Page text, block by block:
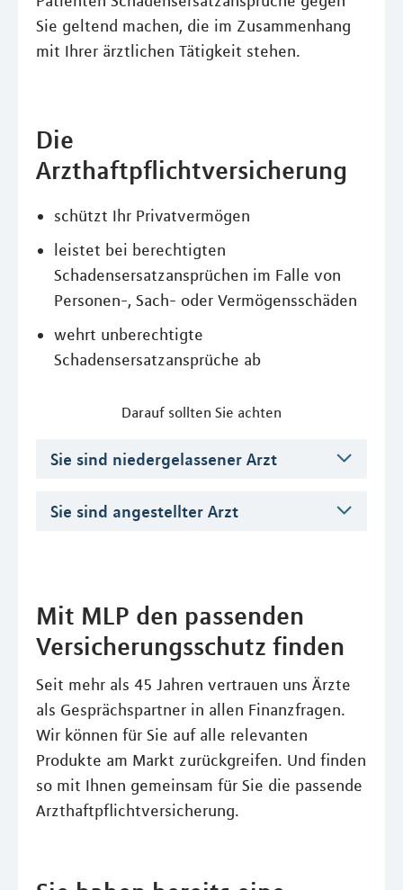
Sie geltend machen, die im Zusammenhang
mit Ihrer ärztlichen Tätigkeit stehen.
Die
Arzthaftpflichtversicherung
schützt Ihr Privatvermögen
leistet bei berechtigten
Schadensersatzansprüchen im Falle von
Personen-, Sach- oder Vermögensschäden
wehrt unberechtigte
Schadensersatzansprüche ab
Darauf sollten Sie achten
Sie sind niedergelassener Arzt
Sie sind angestellter Arzt
Mit MLP den passenden
Versicherungsschutz finden
Seit mehr als 45 Jahren vertrauen uns Ärzte
als Gesprächspartner in allen Finanzfragen.
Wir können für Sie auf alle relevanten
Produkte am Markt zurückgreifen. Und finden
so mit Ihnen gemeinsam für Sie die passende
Arzthaftpflichtversicherung.